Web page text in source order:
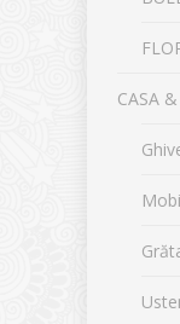
CASA